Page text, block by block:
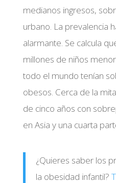
medianos ingresos,
urbano. La prevalencia
alarmante. Se calcula
millones de niños
todo el mundo tenían
obesos. Cerca de la
de cinco años con
en Asia y una cuarta
¿Quieres saber los
la obesidad infantil?